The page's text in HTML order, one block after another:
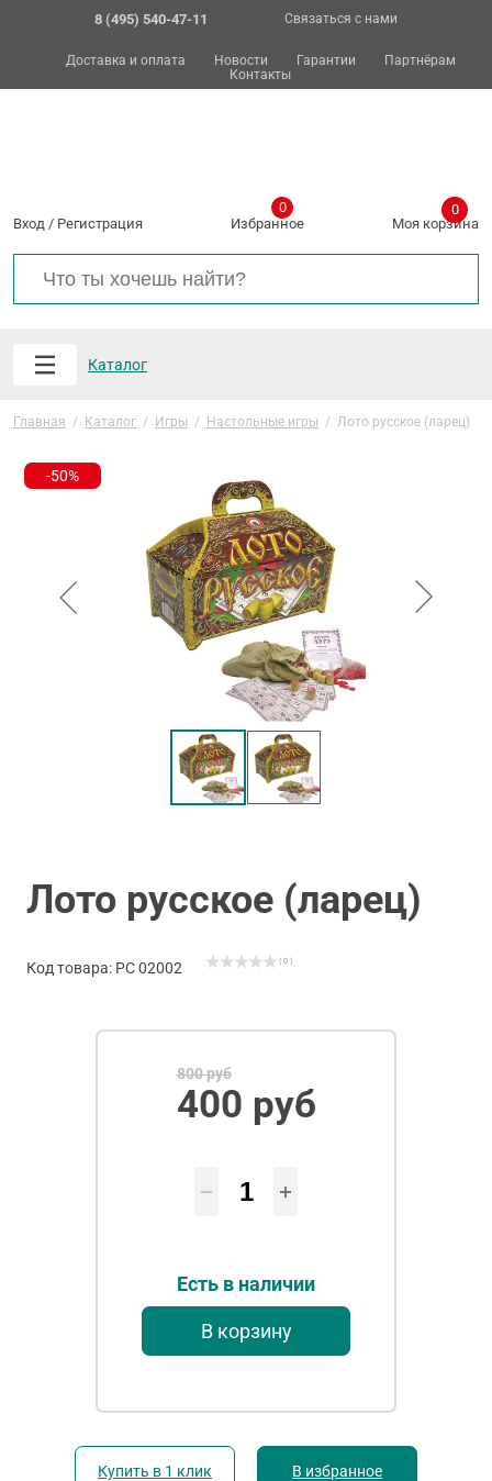
8 (495) 540-47-11 Связаться с нами
Доставка и оплата Новости Гарантии
Партнёрам
Контакты
Вход / Регистрация Избранное
0
Моя корзина
0
Каталог
Главная / Каталог / Игры / Настольные игры / Лото русское (ларец)
-50%
Лото русское (ларец)
Код товара: РС 02002 ( 0 )
800 руб
400 руб
Есть в наличии
В корзину
Купить в 1 клик В избранное